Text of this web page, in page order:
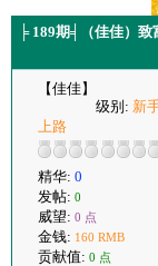
╞ 189期╡（佳佳）
【佳佳】
级别: 新
上路
精华: 0
发帖: 0
威望: 0 点
金钱: 160 RMB
贡献值: 0 点